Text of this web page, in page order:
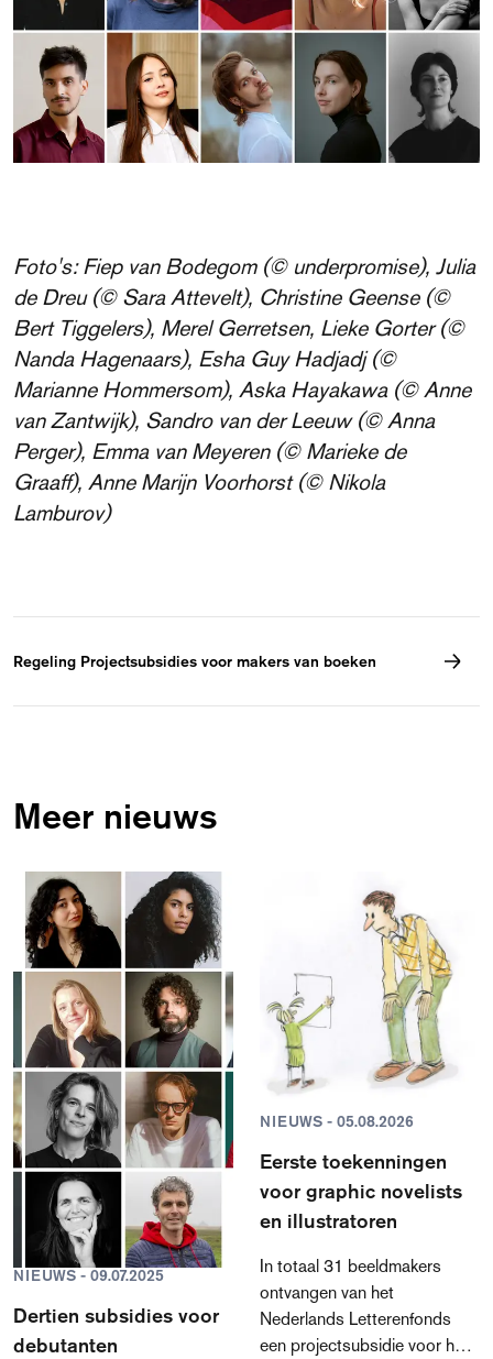
Foto's: Fiep van Bodegom (© underpromise), Julia
de Dreu (© Sara Attevelt), Christine Geense (©
Bert Tiggelers), Merel Gerretsen, Lieke Gorter (©
Nanda Hagenaars), Esha Guy Hadjadj (©
Marianne Hommersom), Aska Hayakawa (© Anne
van Zantwijk), Sandro van der Leeuw (© Anna
Perger), Emma van Meyeren (© Marieke de
Graaff), Anne Marijn Voorhorst (© Nikola
Lamburov)
Regeling Projectsubsidies voor makers van boeken
Meer nieuws
NIEUWS - 09.07.2025
Dertien subsidies voor
debutanten
NIEUWS - 05.08.2026
Eerste toekenningen
voor graphic novelists
en illustratoren
In totaal 31 beeldmakers
ontvangen van het
Nederlands Letterenfonds
een projectsubsidie voor het